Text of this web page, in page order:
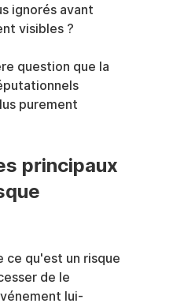
ignorés avant
visibles ?
question que la
purement
principaux
ce qu'est un risque
de le
lui-